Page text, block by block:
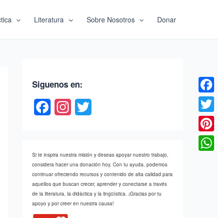
Literatura Sobre Nosotros Donar
Siguenos en:
e
b
o
o
t
a
g
r
t
t
e
r
Si te inspira nuestra misión y deseas apoyar nuestro trabajo,
considera hacer una donación hoy. Con tu ayuda, podemos
continuar ofreciendo recursos y contenido de alta calidad para
aquellos que buscan crecer, aprender y conectarse a través
de la literatura, la didáctica y la lingüística. ¡Gracias por tu
apoyo y por creer en nuestra causa!